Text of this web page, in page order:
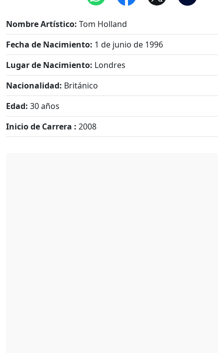
Nombre Artístico: Tom Holland
Fecha de Nacimiento: 1 de junio de 1996
Lugar de Nacimiento: Londres
Nacionalidad: Británico
Edad: 30 años
Inicio de Carrera : 2008